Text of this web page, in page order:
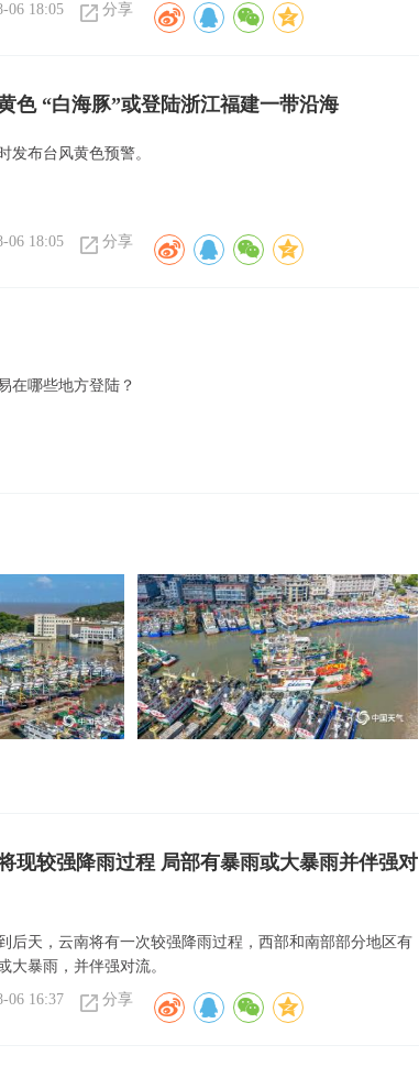
06 18:05 分享
色 “白海豚”或登陆浙江福建一带沿海
发布台风黄色预警。
06 18:05 分享
在哪些地方登陆？
现较强降雨过程 局部有暴雨或大暴雨并伴强对
后天，云南将有一次较强降雨过程，西部和南部部分地区有
大暴雨，并伴强对流。
06 16:37 分享